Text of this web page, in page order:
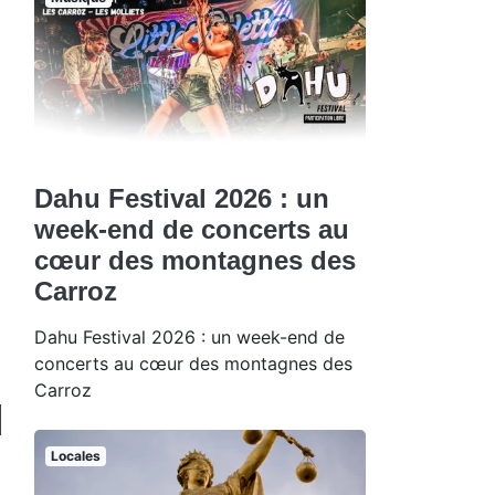
Dahu Festival 2026 : un
week-end de concerts au
cœur des montagnes des
Carroz
Dahu Festival 2026 : un week-end de
concerts au cœur des montagnes des
Carroz
Locales